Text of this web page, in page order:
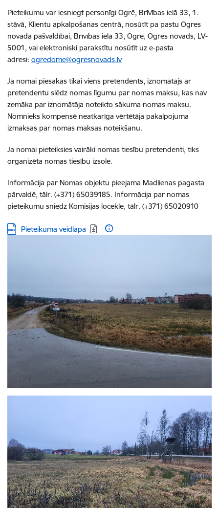
Pieteikumu var iesniegt personīgi Ogrē, Brīvības ielā 33, 1.
stāvā, Klientu apkalpošanas centrā, nosūtīt pa pastu Ogres
novada pašvaldībai, Brīvības iela 33, Ogre, Ogres novads, LV-
5001, vai elektroniski parakstītu nosūtīt uz e-pasta
adresi: ogredome@ogresnovads.lv
Ja nomai piesakās tikai viens pretendents, iznomātājs ar
pretendentu slēdz nomas līgumu par nomas maksu, kas nav
zemāka par iznomātāja noteikto sākuma nomas maksu.
Nomnieks kompensē neatkarīga vērtētāja pakalpojuma
izmaksas par nomas maksas noteikšanu.
Ja nomai pieteiksies vairāki nomas tiesību pretendenti, tiks
organizēta nomas tiesību izsole.
Informācija par Nomas objektu pieejama Madlienas pagasta
pārvaldē, tālr. (+371) 65039185. Informācija par nomas
pieteikumu sniedz Komisijas locekle, tālr. (+371) 65020910
Lejupielādēt:
Pieteikuma veidlapa